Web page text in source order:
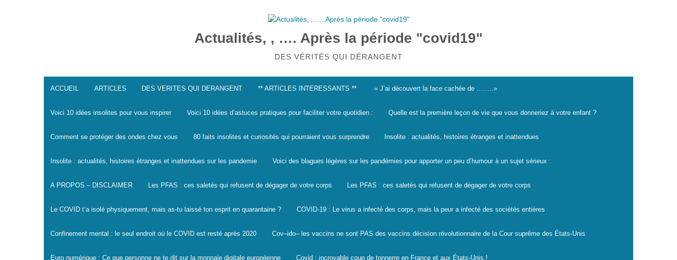
Actualités, , …. Après la période "covid19"
DES VÉRITÉS QUI DÉRANGENT
ACCUEIL ARTICLES DES VERITES QUI DERANGENT ** ARTICLES INTERESSANTS ** « J’ai découvert la face cachée de ……..»
Voici 10 idées insolites pour vous inspirer Voici 10 idées d’astuces pratiques pour faciliter votre quotidien : Quelle est la première leçon de vie que vous donneriez à votre enfant ?
Comment se protéger des ondes chez vous 80 faits insolites et curiosités qui pourraient vous surprendre Insolite : actualités, histoires étranges et inattendues
Insolite : actualités, histoires étranges et inattendues sur les pandemie Voici des blagues légères sur les pandémies pour apporter un peu d’humour à un sujet sérieux :
A PROPOS – DISCLAIMER Les PFAS : ces saletés qui refusent de dégager de votre corps Les PFAS : ces saletés qui refusent de dégager de votre corps
Le COVID t’a isolé physiquement, mais as-tu laissé ton esprit en quarantaine ? COVID-19 : Le virus a infecté des corps, mais la peur a infecté des sociétés entières
Confinement mental : le seul endroit où le COVID est resté après 2020 Cov–ido– les vaccins ne sont PAS des vaccins.décision révolutionnaire de la Cour suprême des États-Unis
Euro numérique : Ce que personne ne te dit sur la monnaie digitale européenne Covid : incroyable coup de tonnerre en France et aux États-Unis !